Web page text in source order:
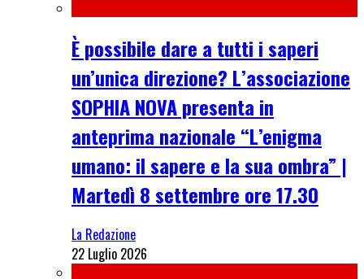
È possibile dare a tutti i saperi
un’unica direzione? L’associazione
SOPHIA NOVA presenta in
anteprima nazionale “L’enigma
umano: il sapere e la sua ombra” |
Martedì 8 settembre ore 17.30
La Redazione
22 Luglio 2026